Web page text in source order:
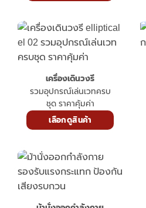
เครื่องเดินวงรี
รวมอุปกรณ์เล่นเวทครบ
ชุด ราคาคุ้มค่า
เลือกดูสินค้า